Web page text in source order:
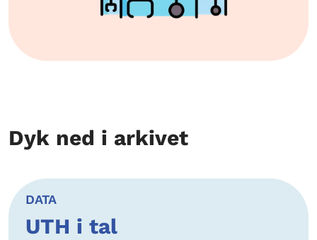
Dyk ned i arkivet
DATA
UTH i tal